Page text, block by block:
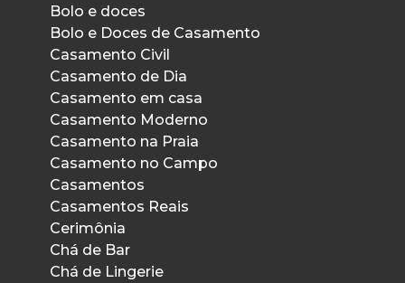
Bolo e doces
Bolo e Doces de Casamento
Casamento Civil
Casamento de Dia
Casamento em casa
Casamento Moderno
Casamento na Praia
Casamento no Campo
Casamentos
Casamentos Reais
Cerimônia
Chá de Bar
Chá de Lingerie